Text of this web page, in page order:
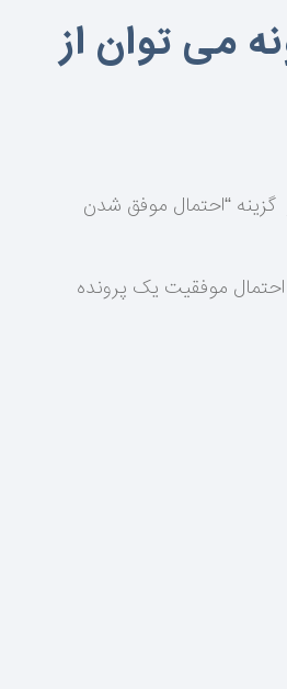
می توان از
گزینه “احتمال موفق شدن
موفقیت یک پرونده